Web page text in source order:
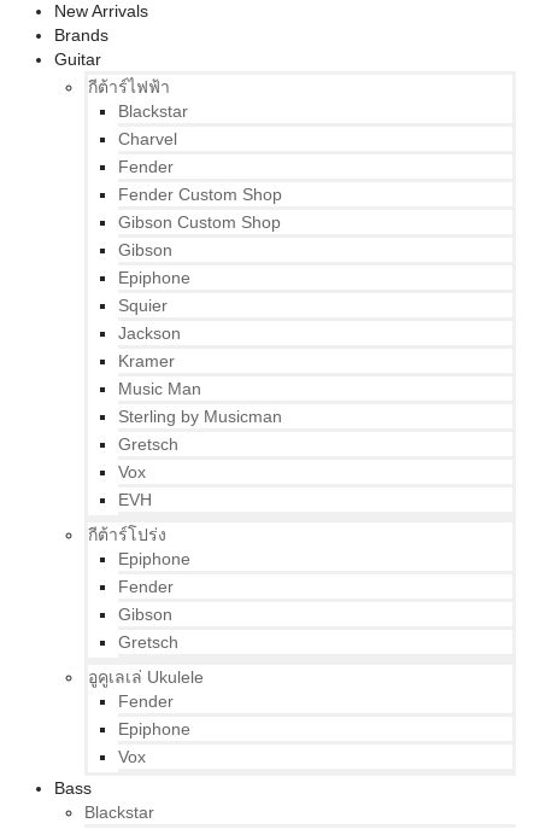
New Arrivals
Brands
Guitar
กีต้าร์ไฟฟ้า
Blackstar
Charvel
Fender
Fender Custom Shop
Gibson Custom Shop
Gibson
Epiphone
Squier
Jackson
Kramer
Music Man
Sterling by Musicman
Gretsch
Vox
EVH
กีต้าร์โปร่ง
Epiphone
Fender
Gibson
Gretsch
อูคูเลเล่ Ukulele
Fender
Epiphone
Vox
Bass
Blackstar